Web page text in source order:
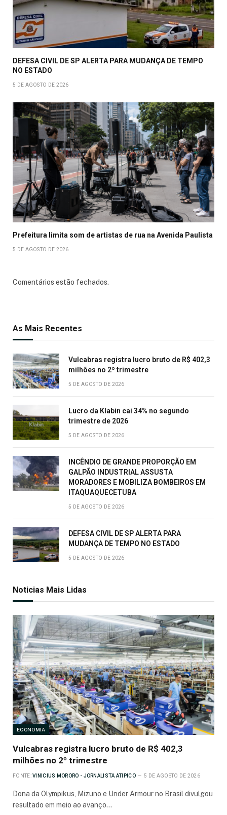
DEFESA CIVIL DE SP ALERTA PARA MUDANÇA DE TEMPO
NO ESTADO
5 DE AGOSTO DE 2026
Prefeitura limita som de artistas de rua na Avenida Paulista
5 DE AGOSTO DE 2026
Comentários estão fechados.
As Mais Recentes
Vulcabras registra lucro bruto de R$ 402,3
milhões no 2º trimestre
5 DE AGOSTO DE 2026
Lucro da Klabin cai 34% no segundo
trimestre de 2026
5 DE AGOSTO DE 2026
INCÊNDIO DE GRANDE PROPORÇÃO EM
GALPÃO INDUSTRIAL ASSUSTA
MORADORES E MOBILIZA BOMBEIROS EM
ITAQUAQUECETUBA
5 DE AGOSTO DE 2026
DEFESA CIVIL DE SP ALERTA PARA
MUDANÇA DE TEMPO NO ESTADO
5 DE AGOSTO DE 2026
Noticias Mais Lidas
ECONOMIA
Vulcabras registra lucro bruto de R$ 402,3
milhões no 2º trimestre
FONTE: VINICIUS MORORO - JORNALISTA ATIPICO 5 DE AGOSTO DE 2026
Dona da Olympikus, Mizuno e Under Armour no Brasil divulgou
resultado em meio ao avanço…